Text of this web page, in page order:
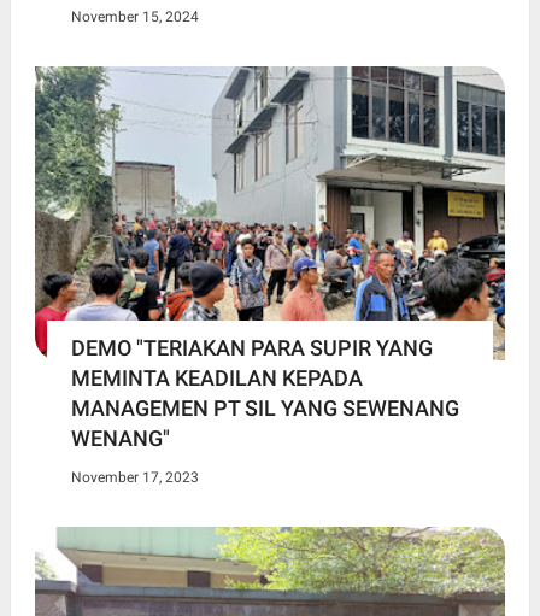
November 15, 2024
DEMO "TERIAKAN PARA SUPIR YANG
MEMINTA KEADILAN KEPADA
MANAGEMEN PT SIL YANG SEWENANG
WENANG"
November 17, 2023